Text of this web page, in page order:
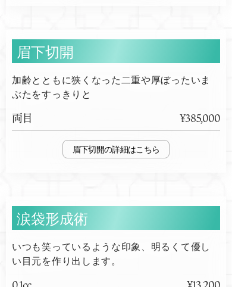
眉下切開
加齢とともに狭くなった二重や厚ぼったいま
ぶたをすっきりと
両目 ¥385,000
眉下切開
涙袋形成術
いつも笑っているような印象、明るくて優し
い目元を作り出します。